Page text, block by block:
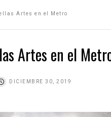
Artes en el Metro
Artes en el
DICIEMBRE 30, 2019